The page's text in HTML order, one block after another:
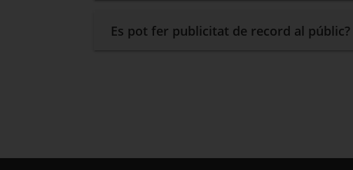
Es pot fer publicitat de record al públic?